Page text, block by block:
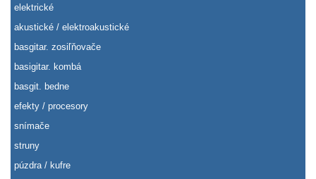
elektrické
akustické / elektroakustické
basgitar. zosiľňovače
basigitar. kombá
basgit. bedne
efekty / procesory
snímače
struny
púzdra / kufre